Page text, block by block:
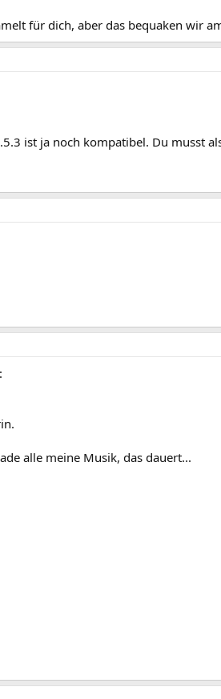
für dich, aber das bequaken wir
ist ja noch kompatibel. Du musst
alle meine Musik, das dauert...